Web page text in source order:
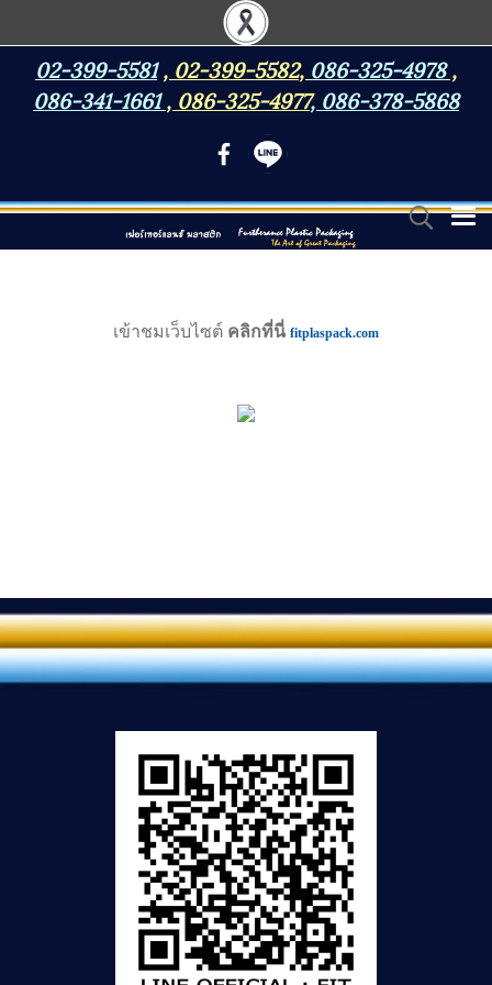
02-399-5581 , 02-399-5582, 086-325-4978,
086-341-1661 , 086-325-4977, 086-378-5868
เข้าชมเว็บไซต์ คลิกที่นี่ fitplaspack.com